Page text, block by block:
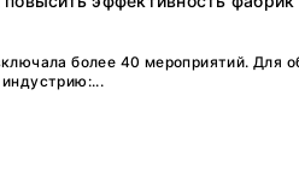
более 40 мероприятий. Для